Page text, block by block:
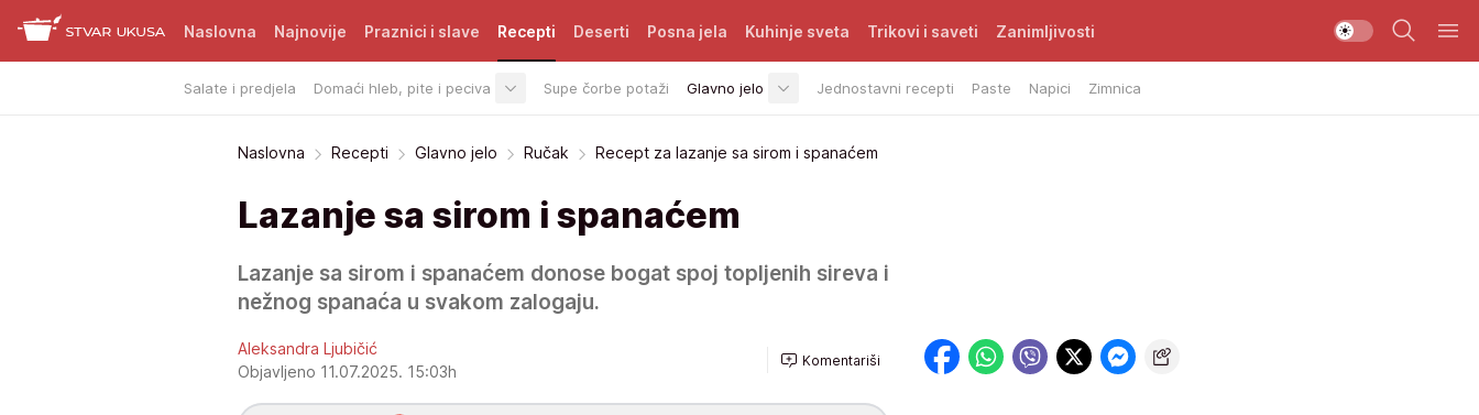
Naslovna Najnovije Praznici i slave Recepti
Salate i predjela Domaći hleb, pite i peciva Supe čorbe potaži Glavno jelo Jednostavni recepti Paste Napici Zimnica
Deserti Posna jela Kuhinje sveta Trikovi i saveti Zanimljivosti
Naslovna Recepti Glavno jelo Ručak Recept za lazanje sa sirom i spanaćem
Lazanje sa sirom i spanaćem
Lazanje sa sirom i spanaćem donose bogat spoj topljenih sireva i
nežnog spanaća u svakom zalogaju.
Aleksandra Ljubičić
Objavljeno 11.07.2025. 15:03h
Komentariši